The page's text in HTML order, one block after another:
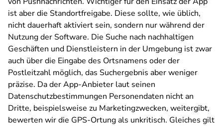
ist aber die Standortfreigabe. Diese sollte, wie üblich,
nicht dauerhaft aktiviert sein, sondern nur während der
Nutzung der Software. Die Suche nach nachhaltigen
Geschäften und Dienstleistern in der Umgebung ist zwar
auch über die Eingabe des Ortsnamens oder der
Postleitzahl möglich, das Suchergebnis aber weniger
präzise. Da der App-Anbieter laut seinen
Datenschutzbestimmungen Personendaten nicht an
Dritte, beispielsweise zu Marketingzwecken, weitergibt,
bewerten wir die GPS-Ortung als unkritisch. Gleiches gilt